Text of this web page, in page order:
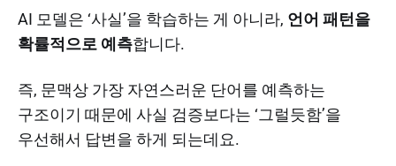
AI 모델은 ‘사실’을 학습하는 게 아니라, 언어 패턴을
확률적으로 예측합니다.
즉, 문맥상 가장 자연스러운 단어를 예측하는
구조이기 때문에 사실 검증보다는 ‘그럴듯함’을
우선해서 답변을 하게 되는데요.